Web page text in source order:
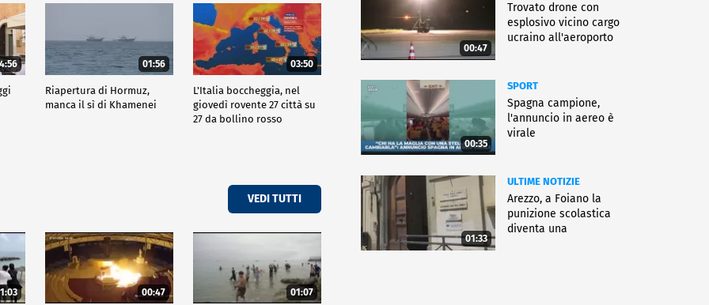
01:56
Riapertura di Hormuz,
manca il sì di Khamenei
03:50
L'Italia boccheggia, nel
giovedì rovente 27 città su
27 da bollino rosso
VEDI TUTTI
00:47 01:07
00:47
Trovato drone con
esplosivo vicino cargo
ucraino all'aeroporto
00:35
SPORT
Spagna campione,
l'annuncio in aereo è
virale
01:33
ULTIME NOTIZIE
Arezzo, a Foiano la
punizione scolastica
diventa una